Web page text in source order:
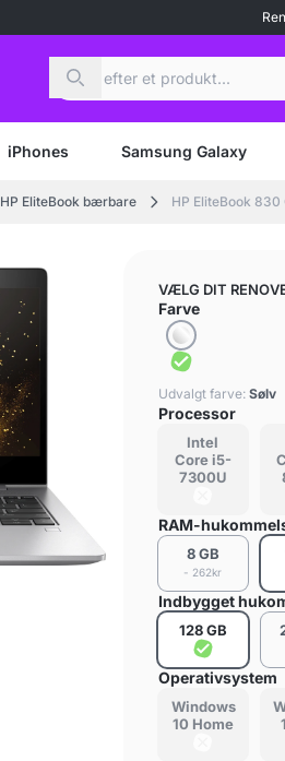
iPhones Samsung Galaxy
HP EliteBook bærbare HP EliteBook 830
VÆLG DIT
Farve
Udvalgt farve:Sølv
Processor
Intel
Core i5-
7300U
RAM-
8 GB
- 262kr
Indbygget
128 GB
Operativsystem
Windows
10 Home